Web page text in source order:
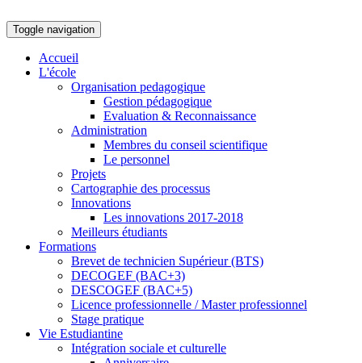
Toggle navigation
Accueil
L'école
Organisation pedagogique
Gestion pédagogique
Evaluation & Reconnaissance
Administration
Membres du conseil scientifique
Le personnel
Projets
Cartographie des processus
Innovations
Les innovations 2017-2018
Meilleurs étudiants
Formations
Brevet de technicien Supérieur (BTS)
DECOGEF (BAC+3)
DESCOGEF (BAC+5)
Licence professionnelle / Master professionnel
Stage pratique
Vie Estudiantine
Intégration sociale et culturelle